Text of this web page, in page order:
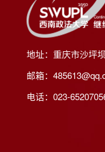
地址：重庆市沙坪
邮箱：
电话：023-